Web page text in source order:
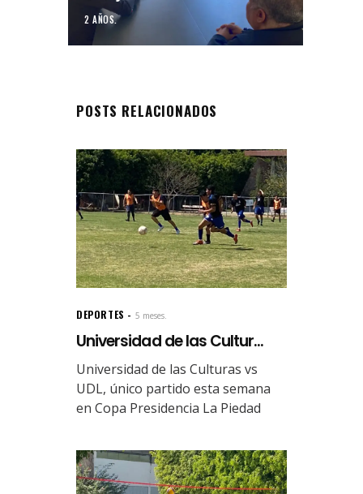
2 AÑOS.
POSTS RELACIONADOS
DEPORTES 5 meses.
Universidad de las Cultur...
Universidad de las Culturas vs
UDL, único partido esta semana
en Copa Presidencia La Piedad